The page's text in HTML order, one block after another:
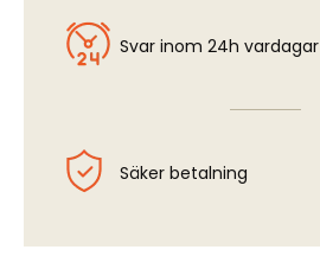
Svar inom 24h vardagar
Säker betalning